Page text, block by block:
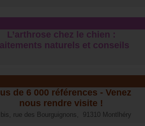
L’arthrose chez le chien :
naturels et conseil s
de 6 000 références - Venez
nous rendre visite !
rue des Bourguignons, 91310 Montlhéry